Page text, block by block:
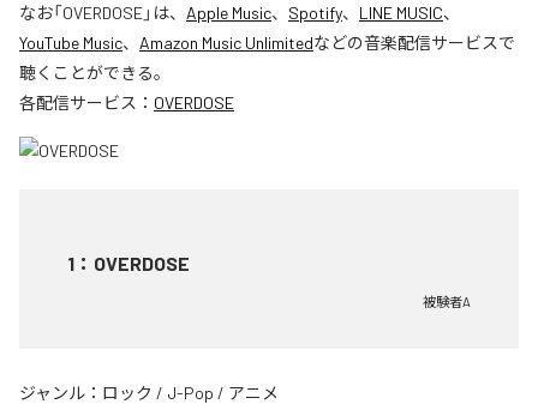
なお「OVERDOSE」は、 Apple Music、 Spotify、 LINE MUSIC、
YouTube Music、 Amazon Music Unlimitedなどの音楽配信サービスで
聴くことができる。
各配信サービス： OVERDOSE
1 ： OVERDOSE
被験者A
ジャンル： ロック / J-Pop / アニメ